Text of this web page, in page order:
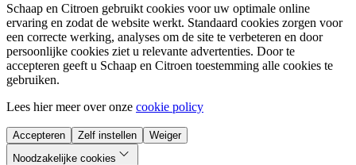
Schaap en Citroen gebruikt cookies voor uw optimale online
ervaring en zodat de website werkt. Standaard cookies zorgen voor
een correcte werking, analyses om de site te verbeteren en door
persoonlijke cookies ziet u relevante advertenties. Door te
accepteren geeft u Schaap en Citroen toestemming alle cookies te
gebruiken.
Lees hier meer over onze cookie policy
Accepteren Zelf instellen
Weiger
Noodzakelijke cookies